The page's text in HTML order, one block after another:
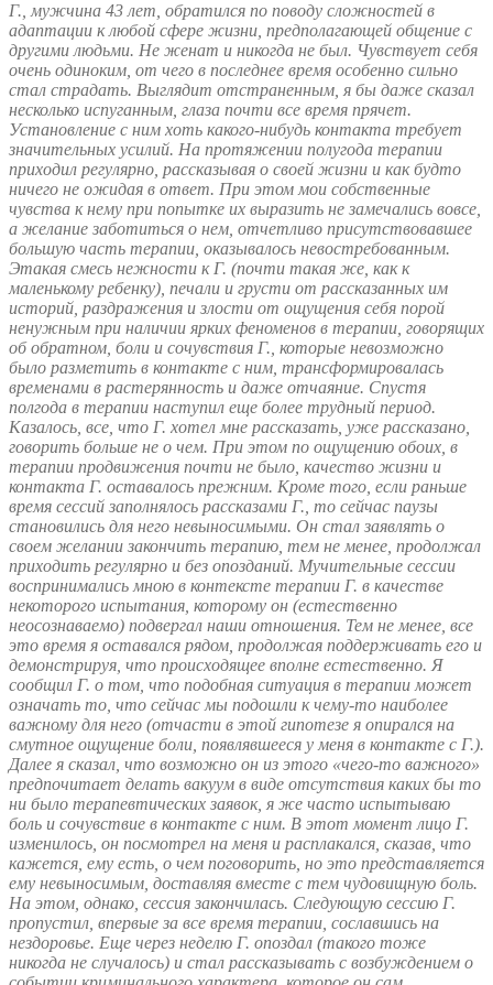
Г., мужчина 43 лет, обратился по поводу сложностей в
адаптации к любой сфере жизни, предполагающей общение с
другими людьми. Не женат и никогда не был. Чувствует себя
очень одиноким, от чего в последнее время особенно сильно
стал страдать. Выглядит отстраненным, я бы даже сказал
несколько испуганным, глаза почти все время прячет.
Установление с ним хоть какого-нибудь контакта требует
значительных усилий. На протяжении полугода терапии
приходил регулярно, рассказывая о своей жизни и как будто
ничего не ожидая в ответ. При этом мои собственные
чувства к нему при попытке их выразить не замечались вовсе,
а желание заботиться о нем, отчетливо присутствовавшее
большую часть терапии, оказывалось невостребованным.
Этакая смесь нежности к Г. (почти такая же, как к
маленькому ребенку), печали и грусти от рассказанных им
историй, раздражения и злости от ощущения себя порой
ненужным при наличии ярких феноменов в терапии, говорящих
об обратном, боли и сочувствия Г., которые невозможно
было разметить в контакте с ним, трансформировалась
временами в растерянность и даже отчаяние. Спустя
полгода в терапии наступил еще более трудный период.
Казалось, все, что Г. хотел мне рассказать, уже рассказано,
говорить больше не о чем. При этом по ощущению обоих, в
терапии продвижения почти не было, качество жизни и
контакта Г. оставалось прежним. Кроме того, если раньше
время сессий заполнялось рассказами Г., то сейчас паузы
становились для него невыносимыми. Он стал заявлять о
своем желании закончить терапию, тем не менее, продолжал
приходить регулярно и без опозданий. Мучительные сессии
воспринимались мною в контексте терапии Г. в качестве
некоторого испытания, которому он (естественно
неосознаваемо) подвергал наши отношения. Тем не менее, все
это время я оставался рядом, продолжая поддерживать его и
демонстрируя, что происходящее вполне естественно. Я
сообщил Г. о том, что подобная ситуация в терапии может
означать то, что сейчас мы подошли к чему-то наиболее
важному для него (отчасти в этой гипотезе я опирался на
смутное ощущение боли, появлявшееся у меня в контакте с Г.).
Далее я сказал, что возможно он из этого «чего-то важного»
предпочитает делать вакуум в виде отсутствия каких бы то
ни было терапевтических заявок, я же часто испытываю
боль и сочувствие в контакте с ним. В этот момент лицо Г.
изменилось, он посмотрел на меня и расплакался, сказав, что
кажется, ему есть, о чем поговорить, но это представляется
ему невыносимым, доставляя вместе с тем чудовищную боль.
На этом, однако, сессия закончилась. Следующую сессию Г.
пропустил, впервые за все время терапии, сославшись на
нездоровье. Еще через неделю Г. опоздал (такого тоже
никогда не случалось) и стал рассказывать с возбуждением о